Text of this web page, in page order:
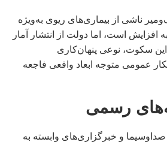
ناشی از بیماری‌های ریوی به‌ویژه
است، اما دولت از انتشار آمار
سکوت، نوعی پنهان‌کاری
عمومی متوجه ابعاد واقعی فاجعه
رسمی
صداوسیما و خبرگزاری‌های وابسته به